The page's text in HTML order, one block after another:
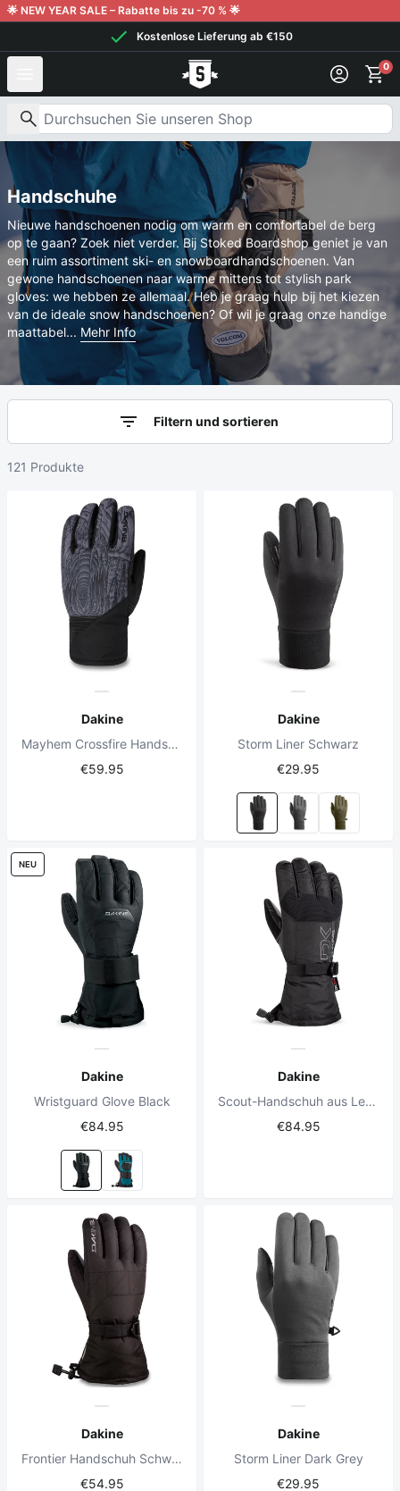
Weiter zum Inhalt
🌟 NEW YEAR SALE – Rabatte bis zu -70 % 🌟
Kostenlose Lieferung ab €150
0
Nach Produkten suchen
Handschuhe
Nieuwe handschoenen nodig om warm en comfortabel de berg
op te gaan? Zoek niet verder. Bij Stoked Boardshop geniet je van
een ruim assortiment ski- en snowboardhandschoenen. Van
gewone handschoenen naar warme mittens tot stylish park
gloves: we hebben ze allemaal. Heb je graag hulp bij het kiezen
van de ideale snow handschoenen? Of wil je graag onze handige
maattabel... Mehr Info
Filtern und sortieren
121 Produkte
Dakine
Mayhem Crossfire Handschuh Schwarz
€59.95
Dakine
Storm Liner Schwarz
€29.95
Dakine
Wristguard Glove Black
€84.95
NEU
Dakine
Scout-Handschuh aus Leder, Schwarz
€84.95
Dakine
Frontier Handschuh Schwarz
€54.95
Dakine
Storm Liner Dark Grey
€29.95